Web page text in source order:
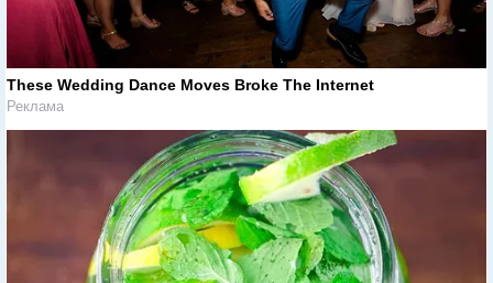
These Wedding Dance Moves Broke The Internet
Реклама